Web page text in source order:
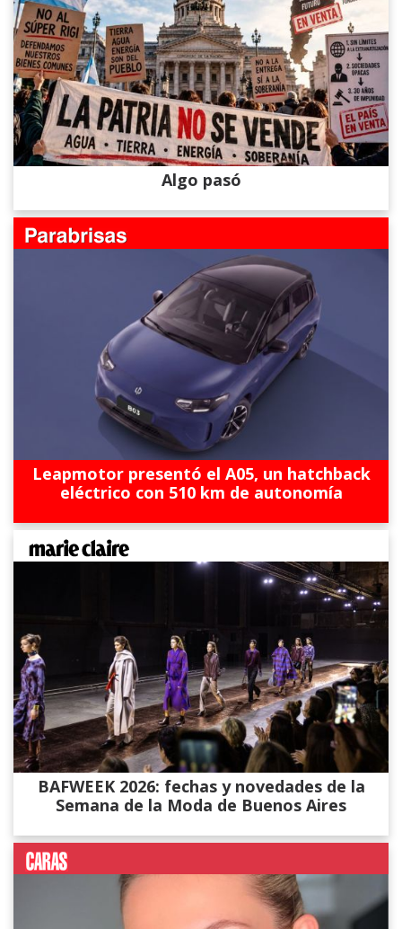
Algo pasó
Leapmotor presentó el A05, un hatchback
eléctrico con 510 km de autonomía
BAFWEEK 2026: fechas y novedades de la
Semana de la Moda de Buenos Aires